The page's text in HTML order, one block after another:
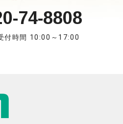
74-8808
付時間 10:00～17:00